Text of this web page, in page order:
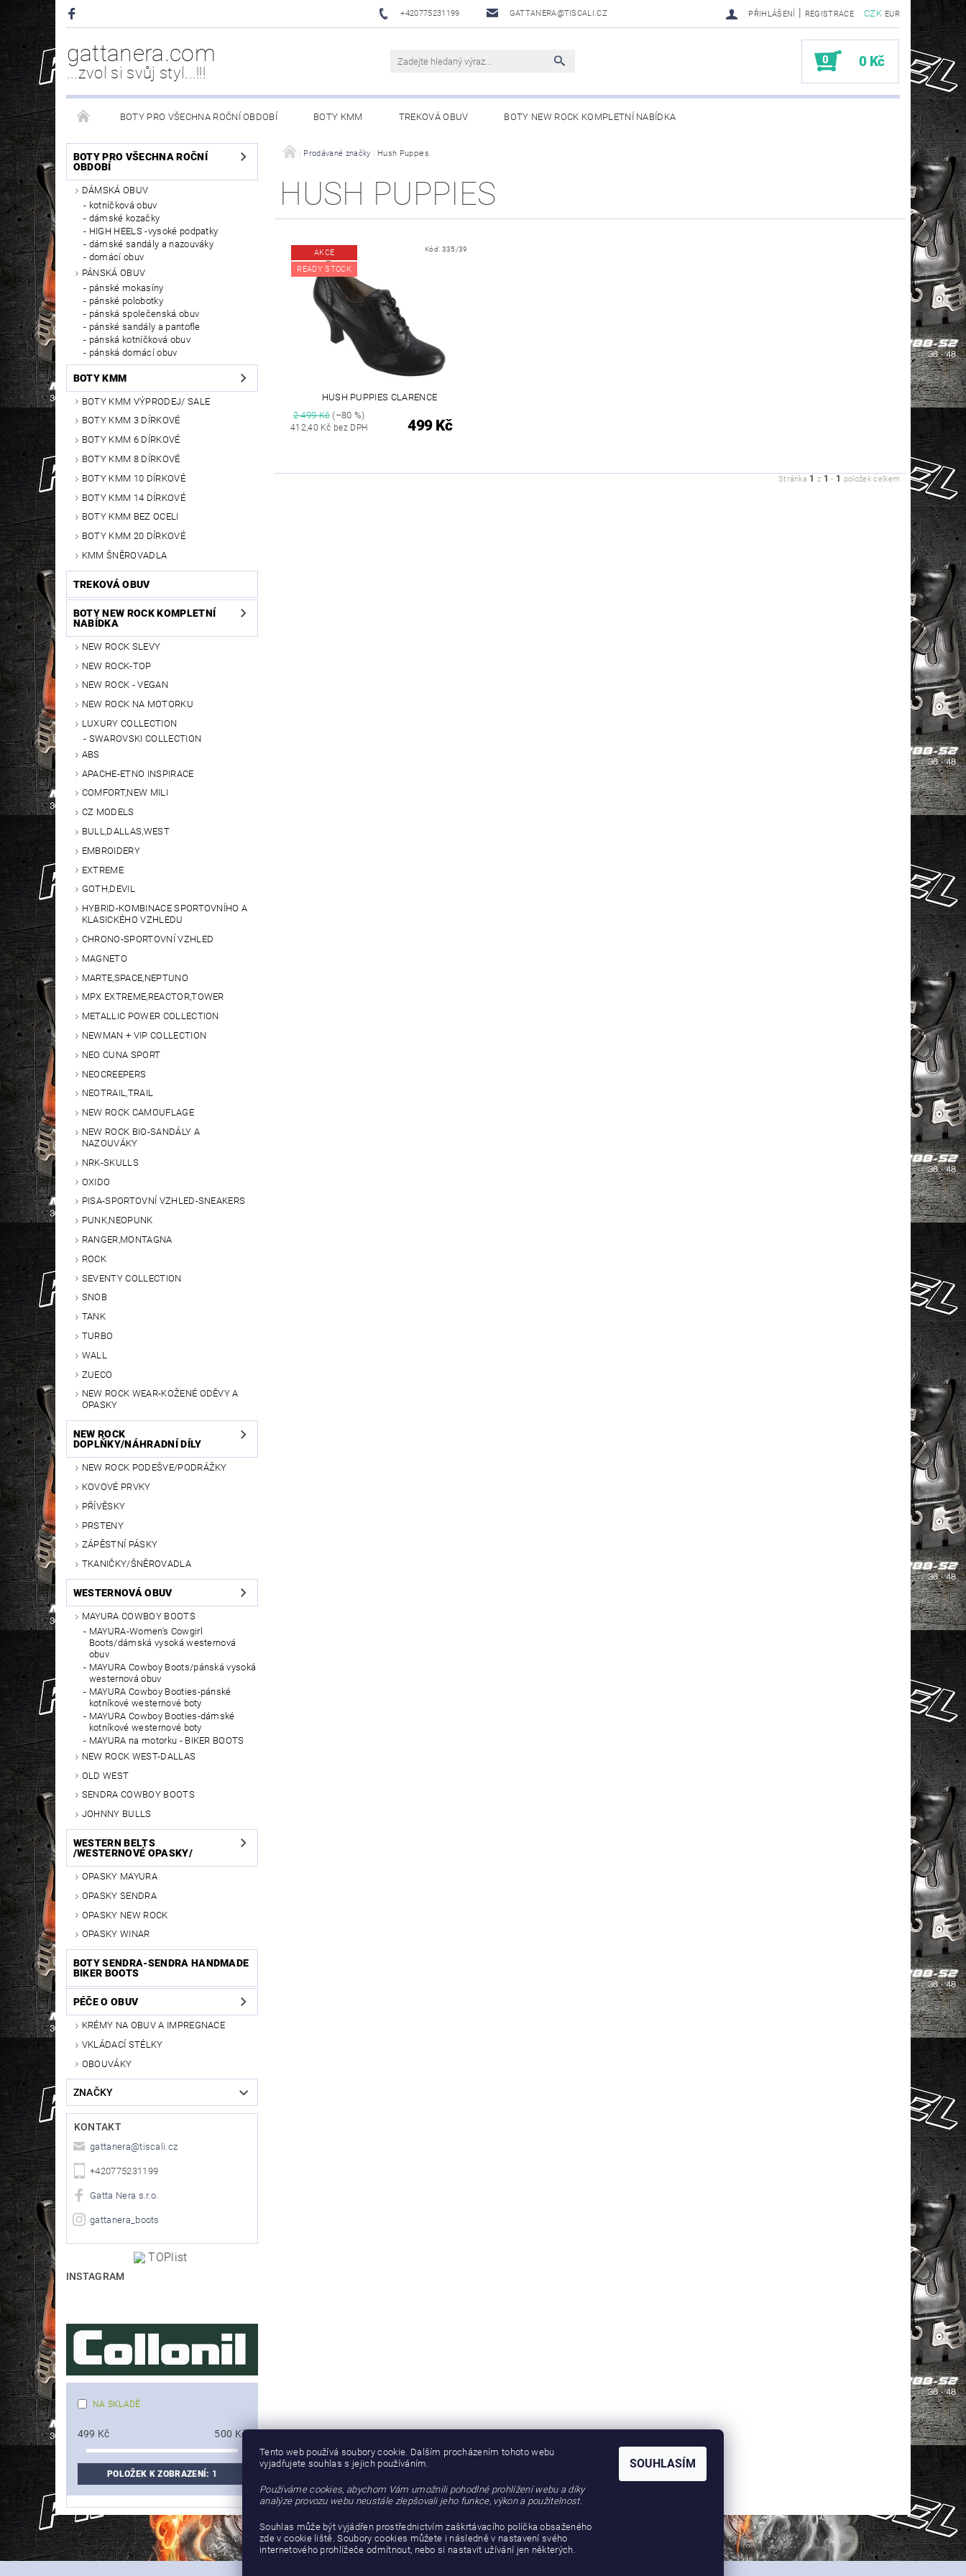
+420775231199 GATTANERA@TISCALI.CZ CZK EUR
PŘIHLÁŠENÍ | REGISTRACE
gattanera.com
...zvol si svůj styl...!!!
0 0 Kč
BOTY PRO VŠECHNA ROČNÍ OBDOBÍ BOTY KMM TREKOVÁ OBUV BOTY NEW ROCK KOMPLETNÍ NABÍDKA
NEW ROCK DOPLŇKY/NÁHRADNÍ DÍLY WESTERNOVÁ OBUV WESTERN BELTS /WESTERNOVÉ OPASKY/
PÉČE O OBUV
BOTY PRO VŠECHNA ROČNÍ
OBDOBÍ
DÁMSKÁ OBUV
kotníčková obuv
dámské kozačky
HIGH HEELS -vysoké podpatky
dámské sandály a nazouváky
domácí obuv
PÁNSKÁ OBUV
pánské mokasíny
pánské polobotky
pánská společenská obuv
pánské sandály a pantofle
pánská kotníčková obuv
pánská domácí obuv
BOTY KMM
BOTY KMM VÝPRODEJ/ SALE
BOTY KMM 3 DÍRKOVÉ
BOTY KMM 6 DÍRKOVÉ
BOTY KMM 8 DÍRKOVÉ
BOTY KMM 10 DÍRKOVÉ
BOTY KMM 14 DÍRKOVÉ
BOTY KMM BEZ OCELI
BOTY KMM 20 DÍRKOVÉ
KMM ŠNĚROVADLA
TREKOVÁ OBUV
BOTY NEW ROCK KOMPLETNÍ
NABÍDKA
NEW ROCK SLEVY
NEW ROCK-TOP
NEW ROCK - VEGAN
NEW ROCK NA MOTORKU
LUXURY COLLECTION
SWAROVSKI COLLECTION
ABS
APACHE-ETNO INSPIRACE
COMFORT,NEW MILI
CZ MODELS
BULL,DALLAS,WEST
EMBROIDERY
EXTREME
GOTH,DEVIL
HYBRID-KOMBINACE SPORTOVNÍHO A
KLASICKÉHO VZHLEDU
CHRONO-SPORTOVNÍ VZHLED
MAGNETO
MARTE,SPACE,NEPTUNO
MPX EXTREME,REACTOR,TOWER
METALLIC POWER COLLECTION
NEWMAN + VIP COLLECTION
NEO CUNA SPORT
NEOCREEPERS
NEOTRAIL,TRAIL
NEW ROCK CAMOUFLAGE
NEW ROCK BIO-SANDÁLY A
NAZOUVÁKY
NRK-SKULLS
OXIDO
PISA-SPORTOVNÍ VZHLED-SNEAKERS
PUNK,NEOPUNK
RANGER,MONTAGNA
ROCK
SEVENTY COLLECTION
SNOB
TANK
TURBO
WALL
ZUECO
NEW ROCK WEAR-KOŽENÉ ODĚVY A
OPASKY
NEW ROCK
DOPLŇKY/NÁHRADNÍ DÍLY
NEW ROCK PODEŠVE/PODRÁŽKY
KOVOVÉ PRVKY
PŘÍVĚSKY
PRSTENY
ZÁPĚSTNÍ PÁSKY
TKANIČKY/ŠNĚROVADLA
WESTERNOVÁ OBUV
MAYURA COWBOY BOOTS
MAYURA-Women's Cowgirl
Boots/dámská vysoká westernová
obuv
MAYURA Cowboy Boots/pánská vysoká
westernová obuv
MAYURA Cowboy Booties-pánské
kotníkové westernové boty
MAYURA Cowboy Booties-dámské
kotníkové westernové boty
MAYURA na motorku - BIKER BOOTS
NEW ROCK WEST-DALLAS
OLD WEST
SENDRA COWBOY BOOTS
JOHNNY BULLS
WESTERN BELTS
/WESTERNOVÉ OPASKY/
OPASKY MAYURA
OPASKY SENDRA
OPASKY NEW ROCK
OPASKY WINAR
BOTY SENDRA-SENDRA HANDMADE
BIKER BOOTS
PÉČE O OBUV
KRÉMY NA OBUV A IMPREGNACE
VKLÁDACÍ STÉLKY
OBOUVÁKY
ZNAČKY
KONTAKT
gattanera@tiscali.cz
+420775231199
Gatta Nera s.r.o.
gattanera_boots
INSTAGRAM
NA SKLADĚ
499 Kč 500 Kč
POLOŽEK K ZOBRAZENÍ: 1
Prodávané značky Hush Puppies
HUSH PUPPIES
AKCE
READY STOCK
Kód: 335/39
HUSH PUPPIES CLARENCE
2 499 Kč(–80 %)
412,40 Kč bez DPH 499 Kč
Stránka 1 z 1 - 1 položek celkem
Tento web používá soubory cookie. Dalším procházením tohoto webu
vyjadřujete souhlas s jejich používáním.
Používáme cookies, abychom Vám umožnili pohodlné prohlížení webu a díky
analýze provozu webu neustále zlepšovali jeho funkce, výkon a použitelnost.
Souhlas může být vyjádřen prostřednictvím zaškrtávacího políčka obsaženého
zde v cookie liště. Soubory cookies můžete i následně v nastavení svého
internetového prohlížeče odmítnout, nebo si nastavit užívání jen některých.
SOUHLASÍM